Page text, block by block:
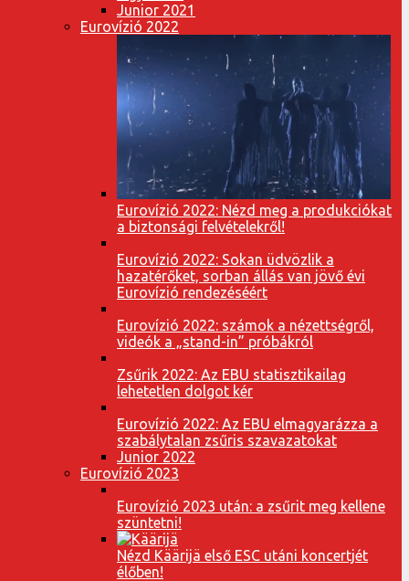
Junior 2021
Eurovízió 2022
Eurovízió 2022: Nézd meg a produkciókat
a biztonsági felvételekről!
Eurovízió 2022: Sokan üdvözlik a
hazatérőket, sorban állás van jövő évi
Eurovízió rendezéséért
Eurovízió 2022: számok a nézettségről,
videók a „stand-in” próbákról
Zsűrik 2022: Az EBU statisztikailag
lehetetlen dolgot kér
Eurovízió 2022: Az EBU elmagyarázza a
szabálytalan zsűris szavazatokat
Junior 2022
Eurovízió 2023
Eurovízió 2023 után: a zsűrit meg kellene
szüntetni!
Nézd Käärijä első ESC utáni koncertjét
élőben!